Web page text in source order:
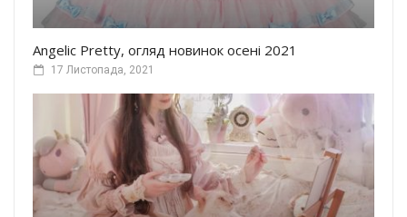
Angelic Pretty, огляд новинок осені 2021
17 Листопада, 2021